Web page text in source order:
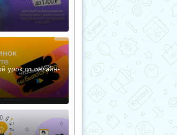
урок от онлайн-